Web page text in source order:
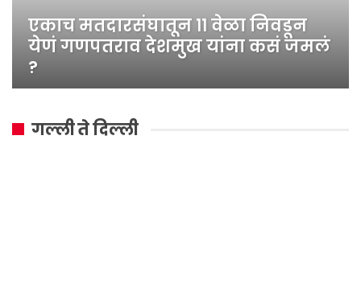
एकाच मतदारसंघातून ११ वेळा निवडून
येणं गणपतराव देशमुख यांना कसं जमलं
?
गल्ली ते दिल्ली